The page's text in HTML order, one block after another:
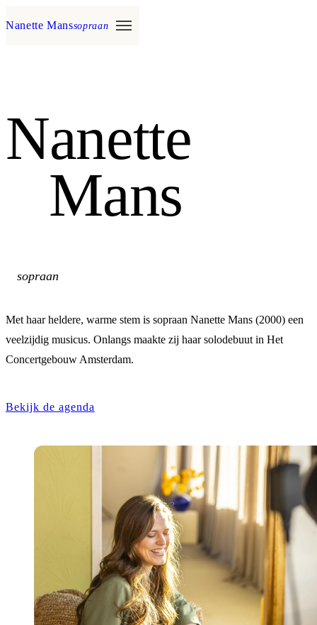
Nanette Manssopraan
Nanette
Mans
sopraan
Met haar heldere, warme stem is sopraan Nanette Mans (2000) een
veelzijdig musicus. Onlangs maakte zij haar solodebuut in Het
Concertgebouw Amsterdam.
Bekijk de agenda